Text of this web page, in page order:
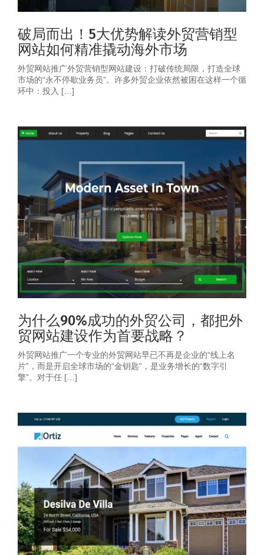
破局而出！5大优势解读外贸营销型
网站如何精准撬动海外市场
外贸网站推广外贸营销型网站建设：打破传统局限，打造全球
市场的“永不停歇业务员”。许多外贸企业依然被困在这样一个循
环中：投入 […]
为什么90%成功的外贸公司，都把外
贸网站建设作为首要战略？
外贸网站推广一个专业的外贸网站早已不再是企业的“线上名
片”，而是开启全球市场的“金钥匙”，是业务增长的“数字引
擎”。对于任 […]